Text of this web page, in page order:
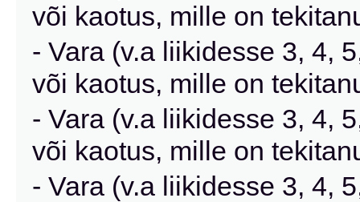
või kaotus, mille on
- Vara (v.a liikidesse 3, 4,
või kaotus, mille on
- Vara (v.a liikidesse 3, 4,
või kaotus, mille on
- Vara (v.a liikidesse 3, 4,